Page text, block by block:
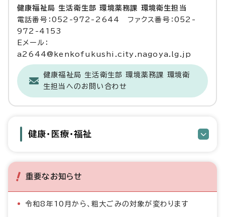
健康福祉局 生活衛生部 環境薬務課 環境衛生担当
電話番号：052-972-2644 ファクス番号：052-
972-4153
Eメール：
a2644@kenkofukushi.city.nagoya.lg.jp
健康福祉局 生活衛生部 環境薬務課 環境衛
生担当へのお問い合わせ
健康・医療・福祉
重要なお知らせ
令和8年10月から、粗大ごみの対象が変わります